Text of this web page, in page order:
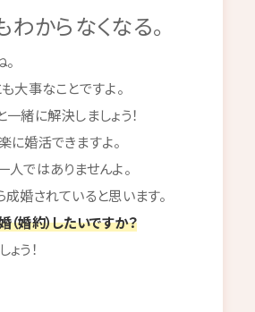
からなくなる。
大事なことですよ。
緒に解決しましょう！
婚活できますよ。
ではありませんよ。
婚されていると思います。
婚約）したいですか？
う！